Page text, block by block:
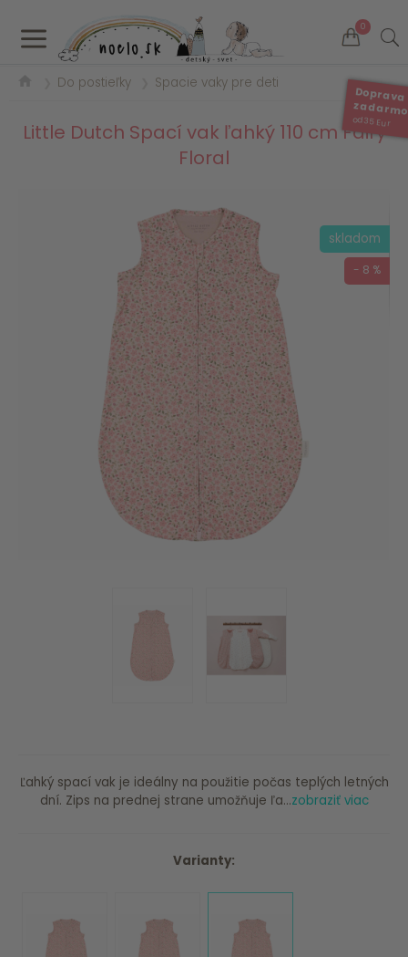
a 0
Doprava
od 35 Eur
Do postieľky Spacie vaky pre deti
Little Dutch Spací vak ľahký 110 cm Fairy
Floral
skladom
- 8 %
Ľahký spací vak je ideálny na použitie počas teplých letných
dní. Zips na prednej strane umožňuje ľa...zobraziť viac
Varianty: